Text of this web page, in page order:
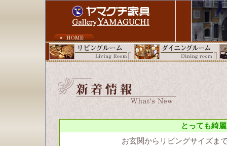
とっても綺
お玄関からリビングサイズま